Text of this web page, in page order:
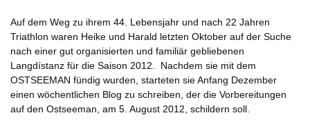
Auf dem Weg zu ihrem 44. Lebensjahr und nach 22 Jahren
Triathlon waren Heike und Harald letzten Oktober auf der Suche
nach einer gut organisierten und familiär gebliebenen
Langdístanz für die Saison 2012. Nachdem sie mit dem
OSTSEEMAN fündig wurden, starteten sie Anfang Dezember
einen wöchentlichen Blog zu schreiben, der die Vorbereitungen
auf den Ostseeman, am 5. August 2012, schildern soll.